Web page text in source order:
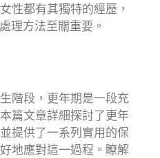
性都有其獨特的經歷，
理方法至關重要。
階段，更年期是一段充
篇文章詳細探討了更年
提供了一系列實用的保
地應對這一過程。瞭解